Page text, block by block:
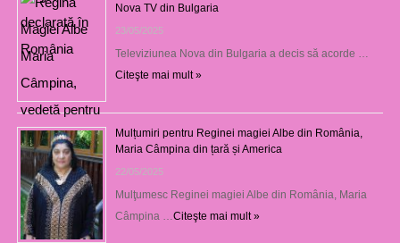
Nova TV din Bulgaria
23/05/2025
Televiziunea Nova din Bulgaria a decis să acorde …
Citeşte mai mult »
Mulțumiri pentru Reginei magiei Albe din România,
Maria Câmpina din țară și America
22/05/2025
Mulţumesc Reginei magiei Albe din România, Maria
Câmpina … Citeşte mai mult »